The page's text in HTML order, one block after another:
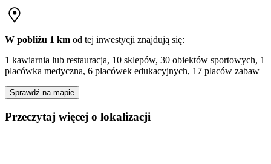
W pobliżu 1 km od tej inwestycji znajdują się:
1 kawiarnia lub restauracja, 10 sklepów, 30 obiektów sportowych, 1
placówka medyczna, 6 placówek edukacyjnych, 17 placów zabaw
Sprawdź na mapie
Przeczytaj więcej o lokalizacji